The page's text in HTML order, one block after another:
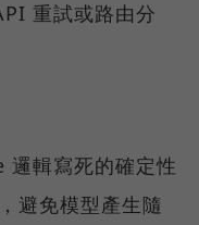
重試或路由分
輯寫死的確定性
避免模型產生隨